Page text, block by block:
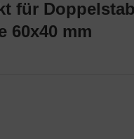
für
60x40 mm
Zaunsets